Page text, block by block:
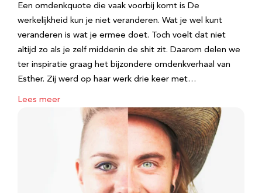
Een omdenkquote die vaak voorbij komt is De
werkelijkheid kun je niet veranderen. Wat je wel kunt
veranderen is wat je ermee doet. Toch voelt dat niet
altijd zo als je zelf middenin de shit zit. Daarom delen we
ter inspiratie graag het bijzondere omdenkverhaal van
Esther. Zij werd op haar werk drie keer met…
Lees meer